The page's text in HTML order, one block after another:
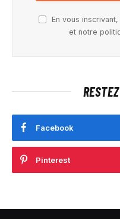
En vous
et notre
Facebook
Pinterest